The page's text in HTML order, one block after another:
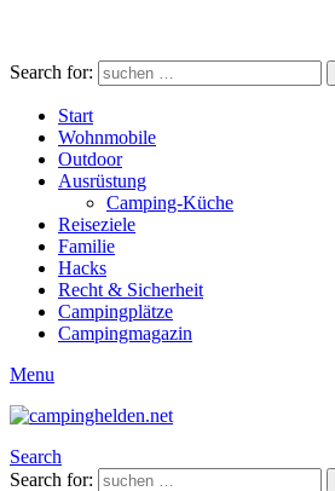
Search for:
Start
Wohnmobile
Outdoor
Ausrüstung
Camping-Küche
Reiseziele
Familie
Hacks
Recht & Sicherheit
Campingplätze
Campingmagazin
Menu
Search
Search for: